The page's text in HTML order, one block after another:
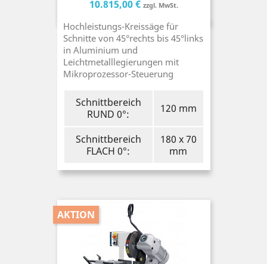
Preis
10.815,00 € zzgl. MwSt.Preis
Hochleistungs-Kreissäge für
Schnitte von 45°rechts bis 45°links
in Aluminium und
Leichtmetalllegierungen mit
Mikroprozessor-Steuerung
Schnittbereich
RUND 0°:
120 mm
Schnittbereich
FLACH 0°:
180 x 70
mm
AKTION